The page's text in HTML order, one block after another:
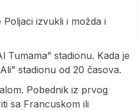
izvukli i možda i
Tumama” stadionu. Kada je
stadionu od 20 časova.
Pobednik iz prvog
sa Francuskom ili